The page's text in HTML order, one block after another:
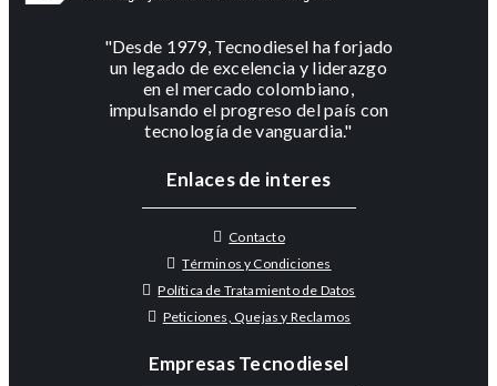
"Desde 1979, Tecnodiesel ha forjado
un legado de excelencia y liderazgo
en el mercado colombiano,
impulsando el progreso del país con
tecnología de vanguardia."
Enlaces de interes
Contacto
Términos y Condiciones
Política de Tratamiento de Datos
Peticiones, Quejas y Reclamos
Empresas Tecnodiesel